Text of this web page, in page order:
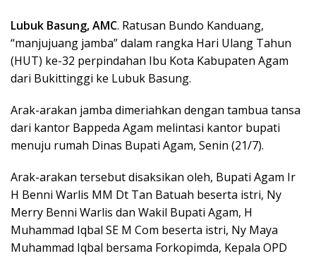
Lubuk Basung, AMC. Ratusan Bundo Kanduang,
“manjujuang jamba” dalam rangka Hari Ulang Tahun
(HUT) ke-32 perpindahan Ibu Kota Kabupaten Agam
dari Bukittinggi ke Lubuk Basung.
Arak-arakan jamba dimeriahkan dengan tambua tansa
dari kantor Bappeda Agam melintasi kantor bupati
menuju rumah Dinas Bupati Agam, Senin (21/7).
Arak-arakan tersebut disaksikan oleh, Bupati Agam Ir
H Benni Warlis MM Dt Tan Batuah beserta istri, Ny
Merry Benni Warlis dan Wakil Bupati Agam, H
Muhammad Iqbal SE M Com beserta istri, Ny Maya
Muhammad Iqbal bersama Forkopimda, Kepala OPD